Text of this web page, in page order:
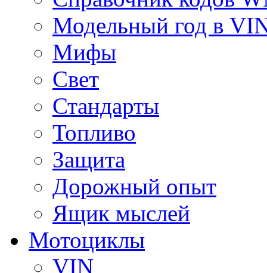
Модельный год в
Мифы
Свет
Стандарты
Топливо
Защита
Дорожный опыт
Ящик мыслей
Мотоциклы
VIN